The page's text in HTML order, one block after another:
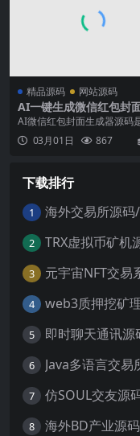
精品源码 网站源码
AI一键生成微信红包封
源码
AI微信红包封面生成器源码
开源的微信红包封面生成工具
前腾讯微信后台开发工程师
提供个性化的微信红包封面
务。支持用户登录、付费方
分系统，提供...
03月01日 867
下载排行
1
2
3
4 web3质押挖矿
5
6
7
8 海外BD产业源